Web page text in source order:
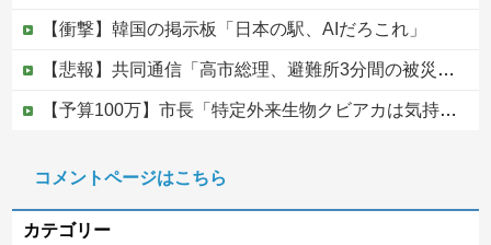
【衝撃】韓国の掲示板「日本の駅、AIだろこれ」
【悲報】共同通信「高市総理、避難所3分間の被災地熊本視察動画に批判！」 → 内閣報道官「避難所視察は51分間！大変な状況の中で、1時間近く受け入...
【予算100万】市長「特定外来生物クビアカは気持ち悪い虫だしそんな需要ないと思う」1匹300円相当の報奨金→初日に42万取られ焦り
【移民政策反対】イオンの売り場で唐揚げを食う中国人の子供
コメントページはこちら
カテゴリー